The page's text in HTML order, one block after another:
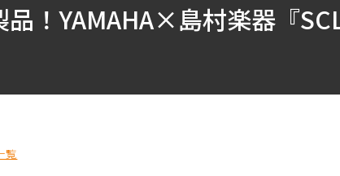
品！YAMAHA×島村楽器『
覧